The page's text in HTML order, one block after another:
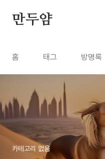
만두얌
홈 태그 방명록
카테고리 없음